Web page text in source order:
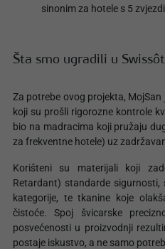
sinonim za hotele s 5
Šta smo ugradili u
Za potrebe ovog projekta,
koji su prošli rigorozne kontrole
bio na madracima koji pružaju
za frekventne hotele) uz
Korišteni su materijali koji
Retardant) standarde
kategorije, te tkanine koje
čistoće. Spoj švicarske
posvećenosti u proizvodnji
postaje iskustvo, a ne samo